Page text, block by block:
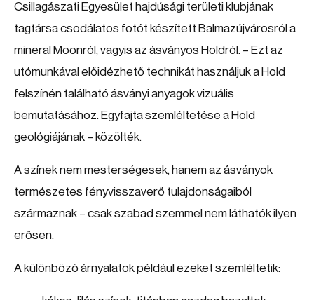
Csillagászati Egyesület hajdúsági területi klubjának
tagtársa csodálatos fotót készített Balmazújvárosról a
mineral Moonról, vagyis az ásványos Holdról. – Ezt az
utómunkával előidézhető technikát használjuk a Hold
felszínén található ásványi anyagok vizuális
bemutatásához. Egyfajta szemléltetése a Hold
geológiájának – közölték.
A színek nem mesterségesek, hanem az ásványok
természetes fényvisszaverő tulajdonságaiból
származnak – csak szabad szemmel nem láthatók ilyen
erősen.
A különböző árnyalatok például ezeket szemléltetik: